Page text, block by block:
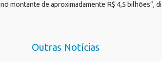
montante de aproximadamente R$ 4,5 bilhões”,
Outras Notícias